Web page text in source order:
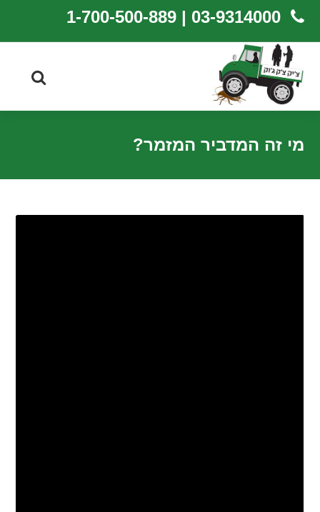
03-9314000 | 1-700-500-889
מי זה המדביר המזמר?